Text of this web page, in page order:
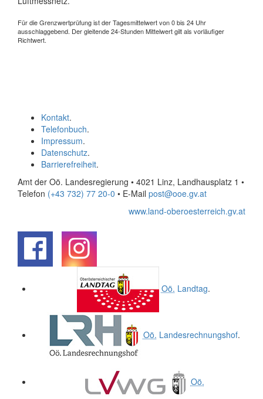
Für die Grenzwertprüfung ist der Tagesmittelwert von 0 bis 24 Uhr
ausschlaggebend. Der gleitende 24-Stunden Mittelwert gilt als vorläufiger
Richtwert.
Kontakt.
Telefonbuch.
Impressum.
Datenschutz.
Barrierefreiheit.
Amt der Oö. Landesregierung • 4021 Linz, Landhausplatz 1 •
Telefon (+43 732) 77 20-0 • E-Mail post@ooe.gv.at
www.land-oberoesterreich.gv.at
Oö. Landtag.
Oö. Landesrechnungshof.
Oö.